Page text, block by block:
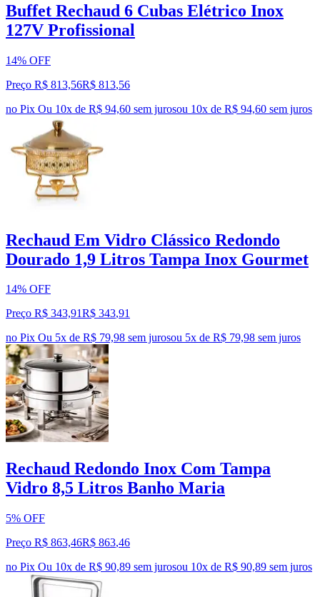
Buffet Rechaud 6 Cubas Elétrico Inox
127V Profissional
14% OFF
Preço R$ 813,56R$ 813,56
no Pix Ou 10x de R$ 94,60 sem jurosou 10x de R$ 94,60 sem juros
Rechaud Em Vidro Clássico Redondo
Dourado 1,9 Litros Tampa Inox Gourmet
14% OFF
Preço R$ 343,91R$ 343,91
no Pix Ou 5x de R$ 79,98 sem jurosou 5x de R$ 79,98 sem juros
Rechaud Redondo Inox Com Tampa
Vidro 8,5 Litros Banho Maria
5% OFF
Preço R$ 863,46R$ 863,46
no Pix Ou 10x de R$ 90,89 sem jurosou 10x de R$ 90,89 sem juros